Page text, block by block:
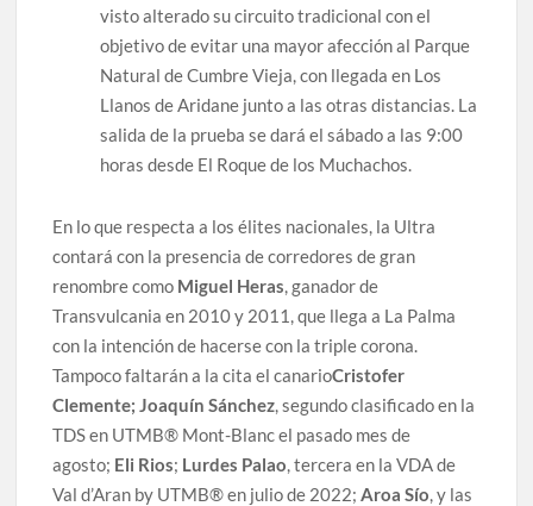
visto alterado su circuito tradicional con el
objetivo de evitar una mayor afección al Parque
Natural de Cumbre Vieja, con llegada en Los
Llanos de Aridane junto a las otras distancias. La
salida de la prueba se dará el sábado a las 9:00
horas desde El Roque de los Muchachos.
En lo que respecta a los élites nacionales, la Ultra
contará con la presencia de corredores de gran
renombre como Miguel Heras, ganador de
Transvulcania en 2010 y 2011, que llega a La Palma
con la intención de hacerse con la triple corona.
Tampoco faltarán a la cita el canarioCristofer
Clemente; Joaquín Sánchez, segundo clasificado en la
TDS en UTMB® Mont-Blanc el pasado mes de
agosto; Eli Rios; Lurdes Palao, tercera en la VDA de
Val d’Aran by UTMB® en julio de 2022;Aroa Sío, y las